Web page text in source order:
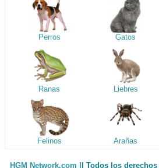
Perros Gatos
Ranas Liebres
Felinos Arañas
HGM Network.com || Todos los